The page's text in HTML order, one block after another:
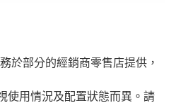
分的經銷商零售店提供，
情況及配置狀態而異。請